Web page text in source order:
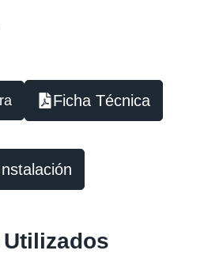
Ficha Técnica